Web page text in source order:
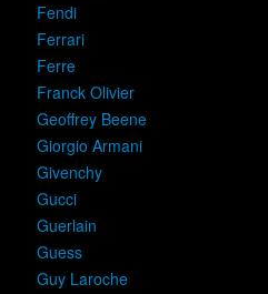
Fendi
Ferrari
Ferre
Franck Olivier
Geoffrey Beene
Giorgio Armani
Givenchy
Gucci
Guerlain
Guess
Guy Laroche